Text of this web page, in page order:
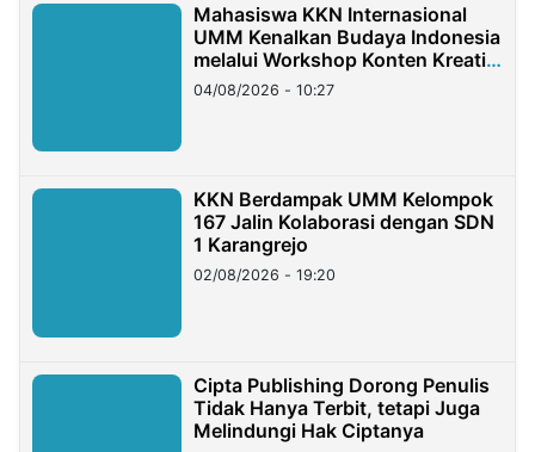
Mahasiswa KKN Internasional
UMM Kenalkan Budaya Indonesia
melalui Workshop Konten Kreatif
di Taiwan
04/08/2026 - 10:27
KKN Berdampak UMM Kelompok
167 Jalin Kolaborasi dengan SDN
1 Karangrejo
02/08/2026 - 19:20
Cipta Publishing Dorong Penulis
Tidak Hanya Terbit, tetapi Juga
Melindungi Hak Ciptanya